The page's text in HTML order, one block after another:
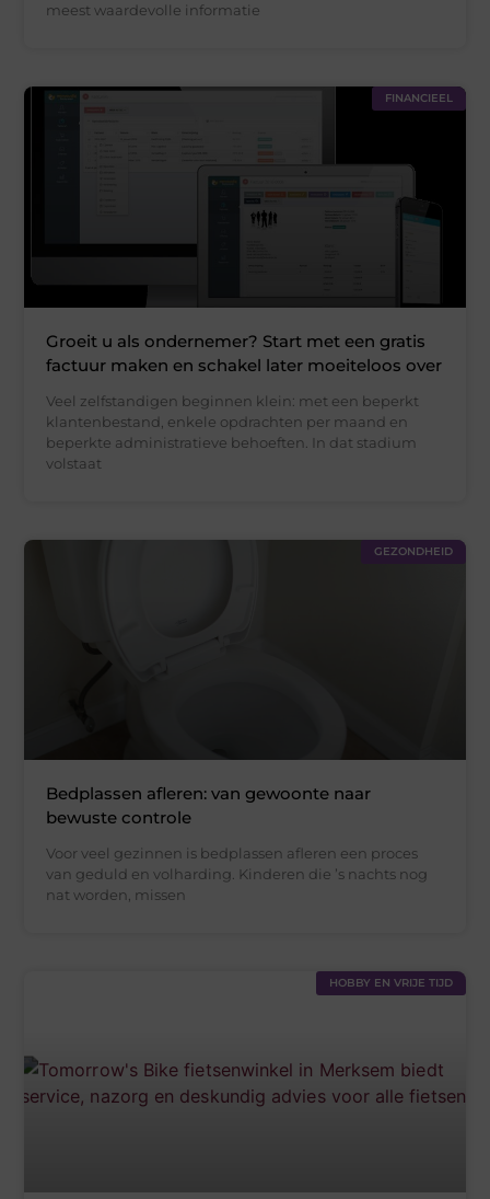
meest waardevolle informatie
FINANCIEEL
Groeit u als ondernemer? Start met een gratis
factuur maken en schakel later moeiteloos over
Veel zelfstandigen beginnen klein: met een beperkt
klantenbestand, enkele opdrachten per maand en
beperkte administratieve behoeften. In dat stadium
volstaat
GEZONDHEID
Bedplassen afleren: van gewoonte naar
bewuste controle
Voor veel gezinnen is bedplassen afleren een proces
van geduld en volharding. Kinderen die ’s nachts nog
nat worden, missen
HOBBY EN VRIJE TIJD